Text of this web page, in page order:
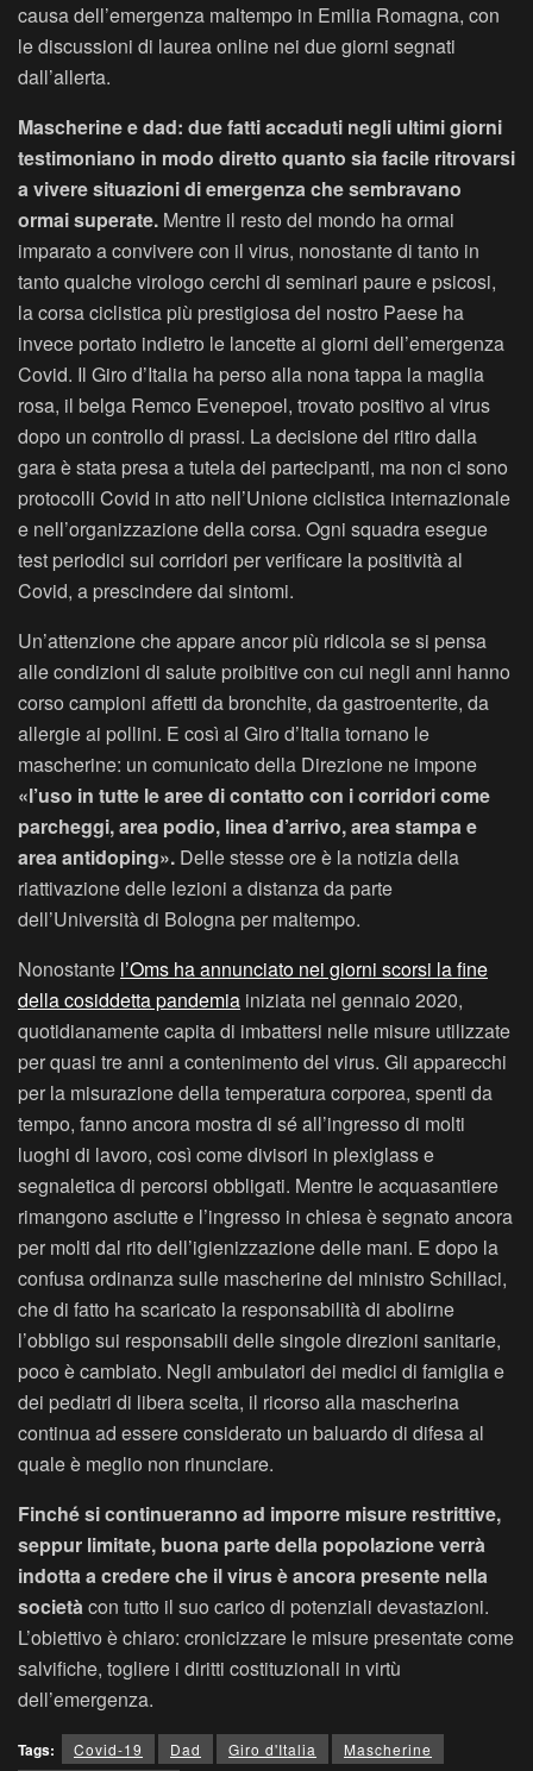
causa dell’emergenza maltempo in Emilia Romagna, con
le discussioni di laurea online nei due giorni segnati
dall’allerta.
Mascherine e dad: due fatti accaduti negli ultimi giorni
testimoniano in modo diretto quanto sia facile ritrovarsi
a vivere situazioni di emergenza che sembravano
ormai superate. Mentre il resto del mondo ha ormai
imparato a convivere con il virus, nonostante di tanto in
tanto qualche virologo cerchi di seminari paure e psicosi,
la corsa ciclistica più prestigiosa del nostro Paese ha
invece portato indietro le lancette ai giorni dell’emergenza
Covid. Il Giro d’Italia ha perso alla nona tappa la maglia
rosa, il belga Remco Evenepoel, trovato positivo al virus
dopo un controllo di prassi. La decisione del ritiro dalla
gara è stata presa a tutela dei partecipanti, ma non ci sono
protocolli Covid in atto nell’Unione ciclistica internazionale
e nell’organizzazione della corsa. Ogni squadra esegue
test periodici sui corridori per verificare la positività al
Covid, a prescindere dai sintomi.
Un’attenzione che appare ancor più ridicola se si pensa
alle condizioni di salute proibitive con cui negli anni hanno
corso campioni affetti da bronchite, da gastroenterite, da
allergie ai pollini. E così al Giro d’Italia tornano le
mascherine: un comunicato della Direzione ne impone
«l’uso in tutte le aree di contatto con i corridori come
parcheggi, area podio, linea d’arrivo, area stampa e
area antidoping». Delle stesse ore è la notizia della
riattivazione delle lezioni a distanza da parte
dell’Università di Bologna per maltempo.
Nonostante l’Oms ha annunciato nei giorni scorsi la fine
della cosiddetta pandemia iniziata nel gennaio 2020,
quotidianamente capita di imbattersi nelle misure utilizzate
per quasi tre anni a contenimento del virus. Gli apparecchi
per la misurazione della temperatura corporea, spenti da
tempo, fanno ancora mostra di sé all’ingresso di molti
luoghi di lavoro, così come divisori in plexiglass e
segnaletica di percorsi obbligati. Mentre le acquasantiere
rimangono asciutte e l’ingresso in chiesa è segnato ancora
per molti dal rito dell’igienizzazione delle mani. E dopo la
confusa ordinanza sulle mascherine del ministro Schillaci,
che di fatto ha scaricato la responsabilità di abolirne
l’obbligo sui responsabili delle singole direzioni sanitarie,
poco è cambiato. Negli ambulatori dei medici di famiglia e
dei pediatri di libera scelta, il ricorso alla mascherina
continua ad essere considerato un baluardo di difesa al
quale è meglio non rinunciare.
Finché si continueranno ad imporre misure restrittive,
seppur limitate, buona parte della popolazione verrà
indotta a credere che il virus è ancora presente nella
societàcon tutto il suo carico di potenziali devastazioni.
L’obiettivo è chiaro: cronicizzare le misure presentate come
salvifiche, togliere i diritti costituzionali in virtù
dell’emergenza.
Tags: Covid-19 Dad Giro d'Italia Mascherine